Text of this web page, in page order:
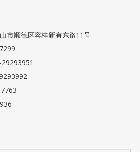
市顺德区容桂新有东路11号